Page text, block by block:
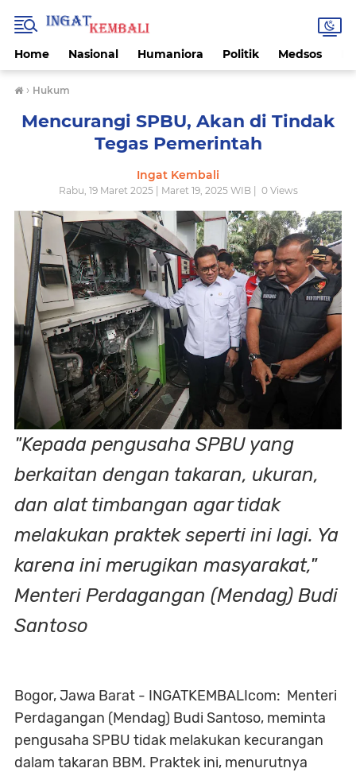
Home Nasional Humaniora Politik Medsos
› Hukum
Mencurangi SPBU, Akan di Tindak
Tegas Pemerintah
Ingat Kembali
Rabu, 19 Maret 2025 | Maret 19, 2025 WIB | 0Views
"Kepada pengusaha SPBU yang
berkaitan dengan takaran, ukuran,
dan alat timbangan agar tidak
melakukan praktek seperti ini lagi. Ya
karena ini merugikan masyarakat,"
Menteri Perdagangan (Mendag) Budi
Santoso
Bogor, Jawa Barat - INGATKEMBALIcom: Menteri
Perdagangan (Mendag) Budi Santoso, meminta
pengusaha SPBU tidak melakukan kecurangan
dalam takaran BBM. Praktek ini, menurutnya